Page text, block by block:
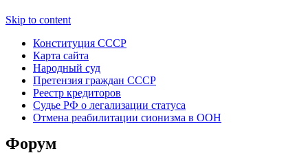
Skip to content
Конституция СССР
Карта сайта
Народный суд
Претензия граждан СССР
Реестр кредиторов
Судье РФ о легализации статуса
Отмена реабилитации сионизма в ООН
Форум